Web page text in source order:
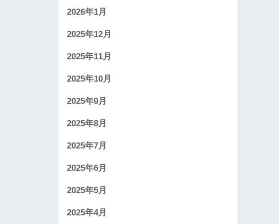
2026年1月
2025年12月
2025年11月
2025年10月
2025年9月
2025年8月
2025年7月
2025年6月
2025年5月
2025年4月